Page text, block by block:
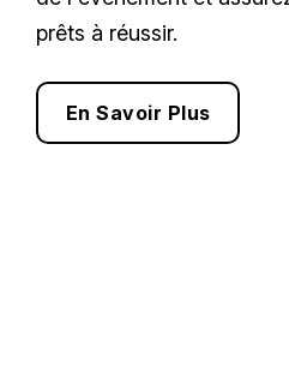
prêts à réussir.
En Savoir Plus